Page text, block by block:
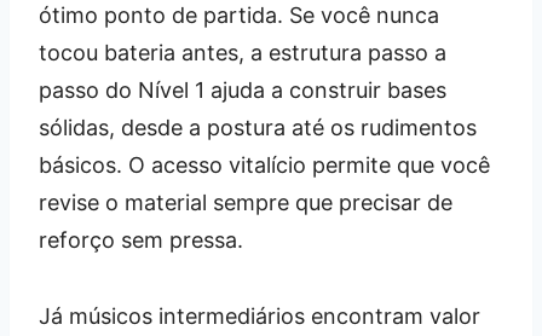
ótimo ponto de partida. Se você nunca
tocou bateria antes, a estrutura passo a
passo do Nível 1 ajuda a construir bases
sólidas, desde a postura até os rudimentos
básicos. O acesso vitalício permite que você
revise o material sempre que precisar de
reforço sem pressa.
Já músicos intermediários encontram valor